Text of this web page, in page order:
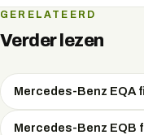
verkopen.
Ja, anders dan bij
aankoop eigenaar van
GERELATEERD
Verder lezen
Mercedes-Benz EQA
Mercedes-Benz EQB